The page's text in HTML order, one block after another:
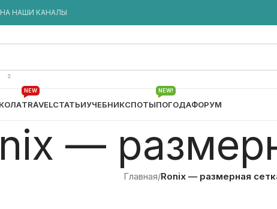
НАШИ КАНАЛЫ
TRAVEL
NEW
СТАТЬИУЧЕБНИКСПОТЫПОГОДА
NEW!
ФОРУМ
—
Главная/Ronix — размерная